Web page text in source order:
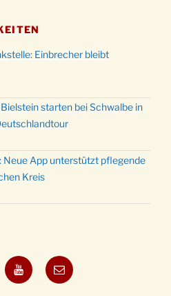
Einbrecher bleibt
starten bei Schwalbe in
Neue App unterstützt pflegende
Kreis
YouTubeE-
Mail